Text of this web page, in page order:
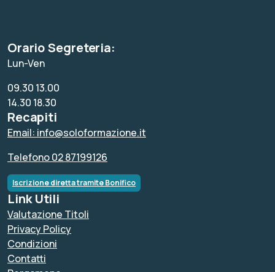
Orario Segreteria:
Lun-Ven
09.30 13.00
14.30 18.30
Recapiti
Email: info@soloformazione.it
Telefono 02 87199126
Iscrizione diretta tramite Bonifico
Link Utili
Valutazione Titoli
Privacy Policy
Condizioni
Contatti